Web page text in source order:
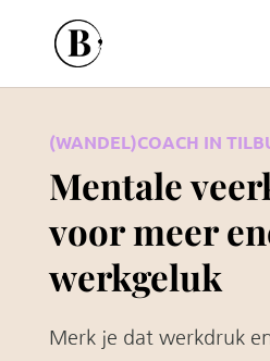
(WANDEL)COACH IN
Mentale
voor meer
werkgeluk
Merk je dat werkdruk